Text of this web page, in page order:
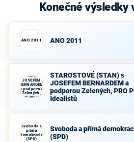
Konečné výsledky
ANO 2011 ANO 2011
(STAN) s
JOSEFEM
BERNARDEM
a podporou
Zelených,
PRO Plzeň a
STAROSTOVÉ (STAN) s
JOSEFEM BERNARDEM a
podporou Zelených, PRO
Idealistů
Svoboda a
přímá
demokracie
(SPD)
Svoboda a přímá
(SPD)